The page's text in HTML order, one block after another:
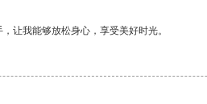
让我能够放松身心，享受美好时光。